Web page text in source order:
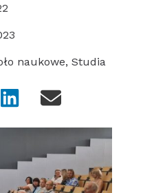
naukowe, Studia